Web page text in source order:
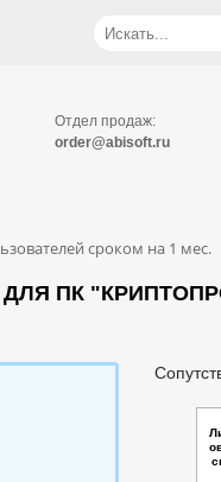
Отдел продаж:
order@abisoft.ru
сроком на 1 мес.
ПК